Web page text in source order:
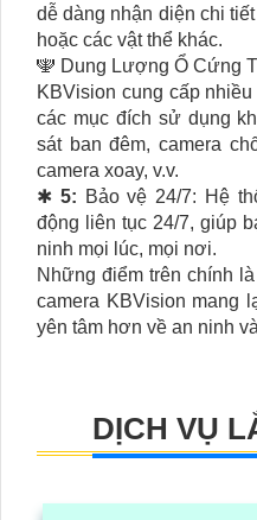
dễ dàng nhận diện chi
hoặc các vật thể khác.
🕎 Dung Lượng Ổ Cứng
KBVision cung cấp
các mục đích sử dụng
sát ban đêm, camera
camera xoay, v.v.
✱ 5: Bảo vệ 24/7: Hệ
động liên tục 24/7, giúp
ninh mọi lúc, mọi nơi.
Những điểm trên chính
camera KBVision mang
yên tâm hơn về an ninh
DỊCH VỤ